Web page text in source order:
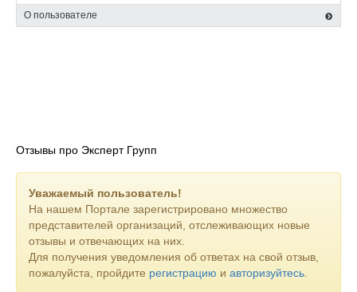
О пользователе
Отзывы про Эксперт Групп
Уважаемый пользователь!
На нашем Портале зарегистрировано множество
представителей организаций, отслеживающих новые
отзывы и отвечающих на них.
Для получения уведомления об ответах на свой отзыв,
пожалуйста, пройдите регистрацию и авторизуйтесь